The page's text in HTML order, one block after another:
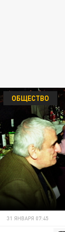
ОБЩЕСТВО
31 ЯНВАРЯ 07:45